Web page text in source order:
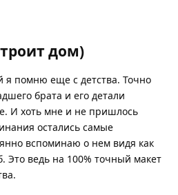
дом)
я помню еще с детства. Точно
брата и его детали
И хоть мне и не пришлось
остались самые
вспоминаю о нем видя как
Это ведь на 100% точный макет